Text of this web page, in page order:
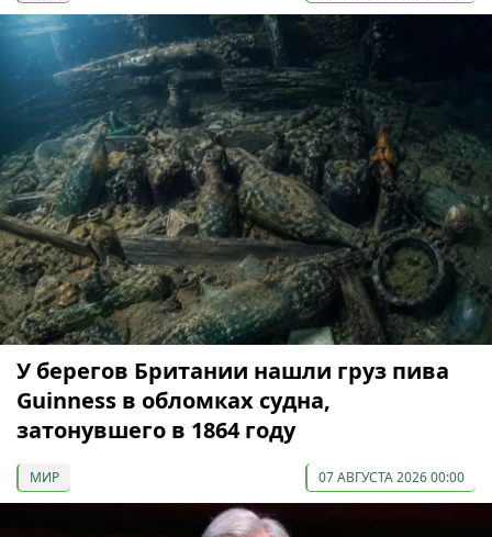
У берегов Британии нашли груз пива
Guinness в обломках судна,
затонувшего в 1864 году
МИР 07 АВГУСТА 2026 00:00